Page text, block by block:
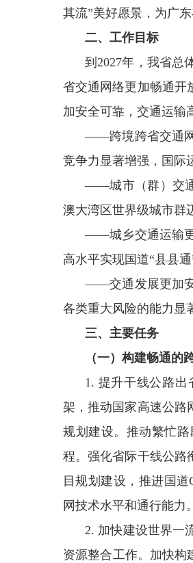
其流”美好愿景，为广
二、工作目标
到2027年，我省总
省交通网络更加畅通开
加安全可靠，交通运输
——跨境跨省交通网
竞争力显著增强，国际
——城市（群）交通
澳大湾区世界级城市群
——城乡交通运输更
高水平实现国道“县县
——交通发展更加安
各类重大风险的能力显
三、主要任务
（一）构建畅通的
1. 提升干线公路出
架，推动国家高速公路
规划建设。推动繁忙
程。强化省际干线公路
目规划建设，推进国
网技术水平和通行能力。
2. 加快建设世界一
资源整合工作。加快构